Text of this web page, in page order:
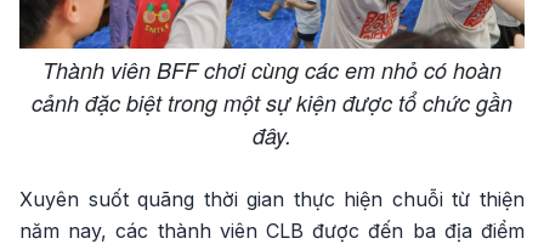
Thành viên BFF chơi cùng các em nhỏ có hoàn
cảnh đặc biệt trong một sự kiện được tổ chức gần
đây.
Xuyên suốt quãng thời gian thực hiện chuỗi từ thiện
năm nay, các thành viên CLB được đến ba địa điểm